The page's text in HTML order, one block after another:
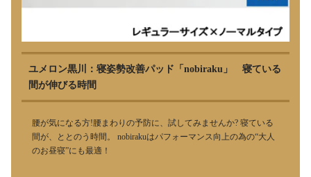
ユメロン黒川：寝姿勢改善パッド「nobiraku」 寝ている
間が伸びる時間
腰が気になる方!腰まわりの予防に、試してみませんか? 寝ている
間が、ととのう時間。 nobirakuはパフォーマンス向上の為の“大人
のお昼寝”にも最適！